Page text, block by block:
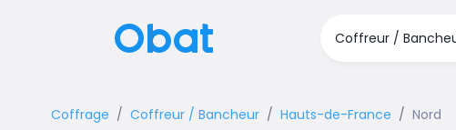
Coffrage Coffreur / Bancheur Hauts-de-France Nord